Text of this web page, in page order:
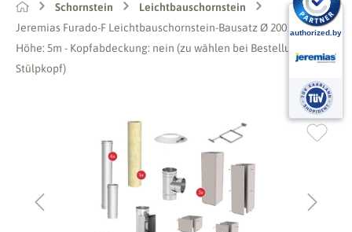
Schornstein
Leichtbauschornstein
Jeremias Furado-F Leichtbauschornstein-Bausatz Ø 200 mm -
Höhe: 5m - Kopfabdeckung: nein (zu wählen bei Bestellung mit
Stülpkopf)